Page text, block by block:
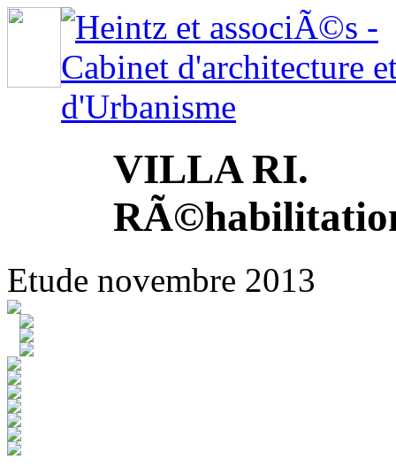
VILLA RI.
Etude novembre 2013